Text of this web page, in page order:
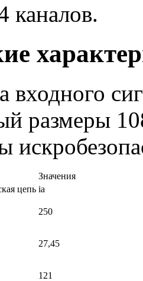
каналов.
входного
размеры
Значения
цепь ia
250
27,45
121